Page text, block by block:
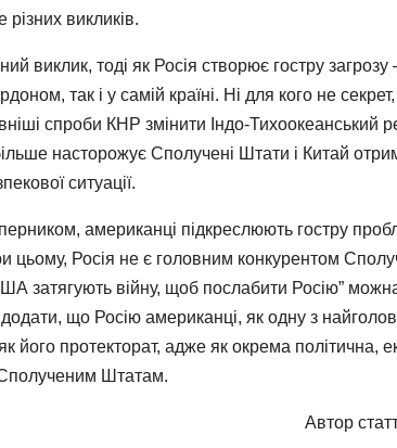
викликів.
виклик, тоді як Росія створює гостру загрозу
так і у самій країні. Ні для кого не
спроби КНР змінити Індо-Тихоокеанський
насторожує Сполучені Штати і Китай
ситуації.
американці підкреслюють гостру
цьому, Росія не є головним конкурентом
затягують війну, щоб послабити Росію”
що Росію американці, як одну з
його протекторат, адже як окрема політична,
Штатам.
Автор